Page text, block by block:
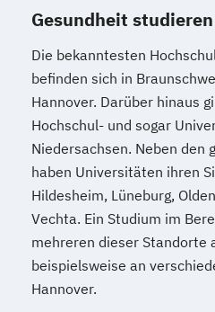
Gesundheit
Die bekanntesten
befinden sich in
Hannover. Darüber hinaus
Hochschul- und sogar
Niedersachsen. Neben den
haben Universitäten ihren
Hildesheim, Lüneburg,
Vechta. Ein Studium im
mehreren dieser Standorte
beispielsweise an
Hannover.